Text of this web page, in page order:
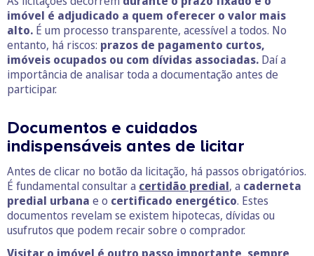
imóvel é adjudicado a quem oferecer o valor mais
alto. É um processo transparente, acessível a todos. No
entanto, há riscos: prazos de pagamento curtos,
imóveis ocupados ou com dívidas associadas. Daí a
importância de analisar toda a documentação antes de
participar.
Documentos e cuidados
indispensáveis antes de licitar
Antes de clicar no botão da licitação, há passos obrigatórios.
É fundamental consultar a certidão predial, a caderneta
predial urbana e o certificado energético. Estes
documentos revelam se existem hipotecas, dívidas ou
usufrutos que podem recair sobre o comprador.